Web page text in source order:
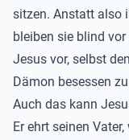
sitzen. Anstatt also
bleiben sie blind
Jesus vor, selbst
Dämon besessen
Auch das kann
Er ehrt seinen